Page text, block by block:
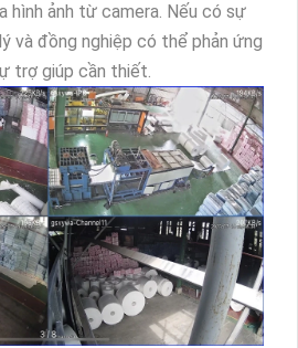
hình ảnh từ camera. Nếu có sự
và đồng nghiệp có thể phản ứng
trợ giúp cần thiết.